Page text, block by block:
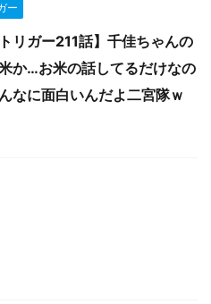
ー
トリガー211話】千佳ちゃんの
か…お米の話してるだけなの
なに面白いんだよ二宮隊ｗ